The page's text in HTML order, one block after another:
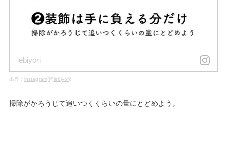
iebiyori
出典： instagram(@iebiyori)
掃除がかろうじて追いつくくらいの量にとどめよう。